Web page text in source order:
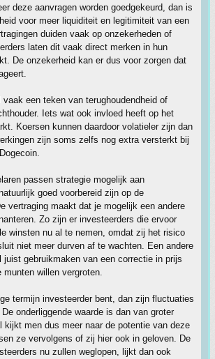
deze aanvragen worden goedgekeurd, dan is
voor meer liquiditeit en legitimiteit van een
duiden vaak op onzekerheden of
laten dit vaak direct merken in hun
De onzekerheid kan er dus voor zorgen dat
vaak een teken van terughoudendheid of
Iets wat ook invloed heeft op het
Koersen kunnen daardoor volatieler zijn dan
zijn soms zelfs nog extra versterkt bij
passen strategie mogelijk aan
goed voorbereid zijn op de
vertraging maakt dat je mogelijk een andere
Zo zijn er investeerders die ervoor
winsten nu al te nemen, omdat zij het risico
niet meer durven af te wachten. Een andere
juist gebruikmaken van een correctie in prijs
munten willen vergroten.
termijn investeerder bent, dan zijn fluctuaties
onderliggende waarde is dan van groter
kijkt men dus meer naar de potentie van deze
ze vervolgens of zij hier ook in geloven. De
nu zullen weglopen, lijkt dan ook